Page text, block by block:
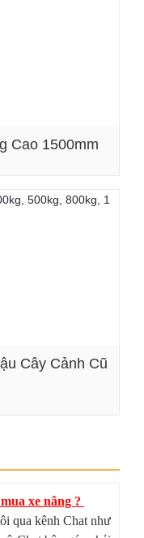
Cao 1500mm
Cây Cảnh Cũ
xe nâng ?
qua kênh Chat như